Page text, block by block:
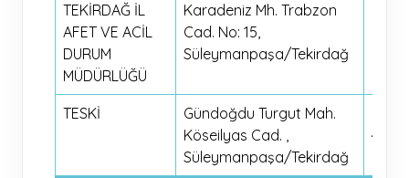
TEKİRDAĞ İL
AFET VE ACİL
DURUM
MÜDÜRLÜĞÜ
Karadeniz Mh. Trabzon
Cad. No: 15,
Süleymanpaşa/Tekirdağ
TESKİ
Gündoğdu Turgut Mah.
Köseilyas Cad. ,
Süleymanpaşa/Tekirdağ
450